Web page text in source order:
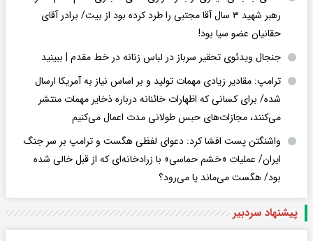
رهبر شهید ۳ سال آقا مجتبی را طرد کرده بود از بیت/ برادر آقای
حقانیان عضو سیا بود!
جنجال ویدئوی تحقیر سرباز در لباس زنانه در خط مقدم | ببینید
ترامپ: مقادیر زیادی مهمات تولید و بر اساس نیاز به آمریکا ارسال
شده/ برای کسانی که اظهارات خائنانه درباره ذخایر مهمات منتشر
می‌کنند، مجازات‌های حبس طولانی مدت اعمال می‌کنیم
واشنگتن پست افشا کرد: دعوای لفظی هگست و ترامپ بر سر جنگ
ایران/ عملیات «خشم حماسی» با زرادخانه‌ای که از قبل خالی شده
بود/ هگست می‌ماند یا می‌رود؟
پیشنهاد سردبیر